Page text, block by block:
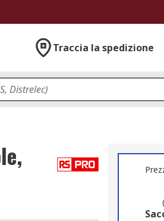
Traccia la spedizione
Add